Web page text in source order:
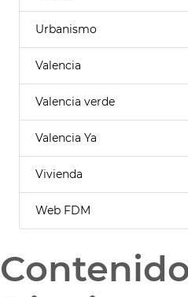
Urbanismo
Valencia
Valencia verde
Valencia Ya
Vivienda
Web FDM